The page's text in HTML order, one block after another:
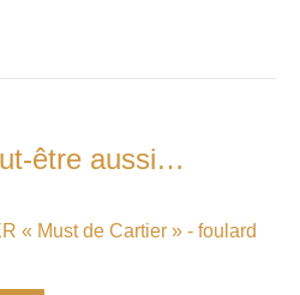
être aussi…
« Must de Cartier » - foulard